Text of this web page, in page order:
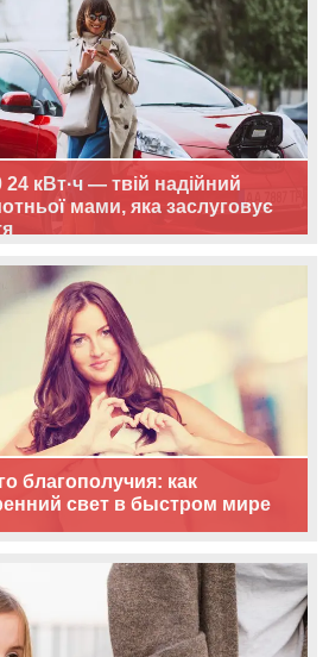
кВт·ч — твій надійний
мами, яка заслуговує
благополучия: как
свет в быстром мире